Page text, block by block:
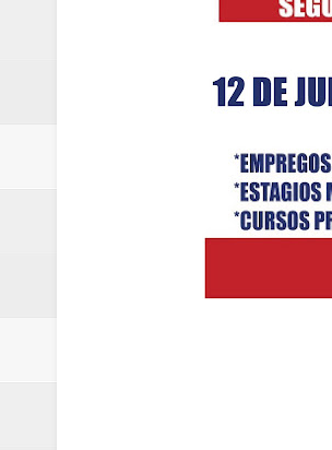
Campanha
Relatório
Renata
Moradores
Homem é
Morador